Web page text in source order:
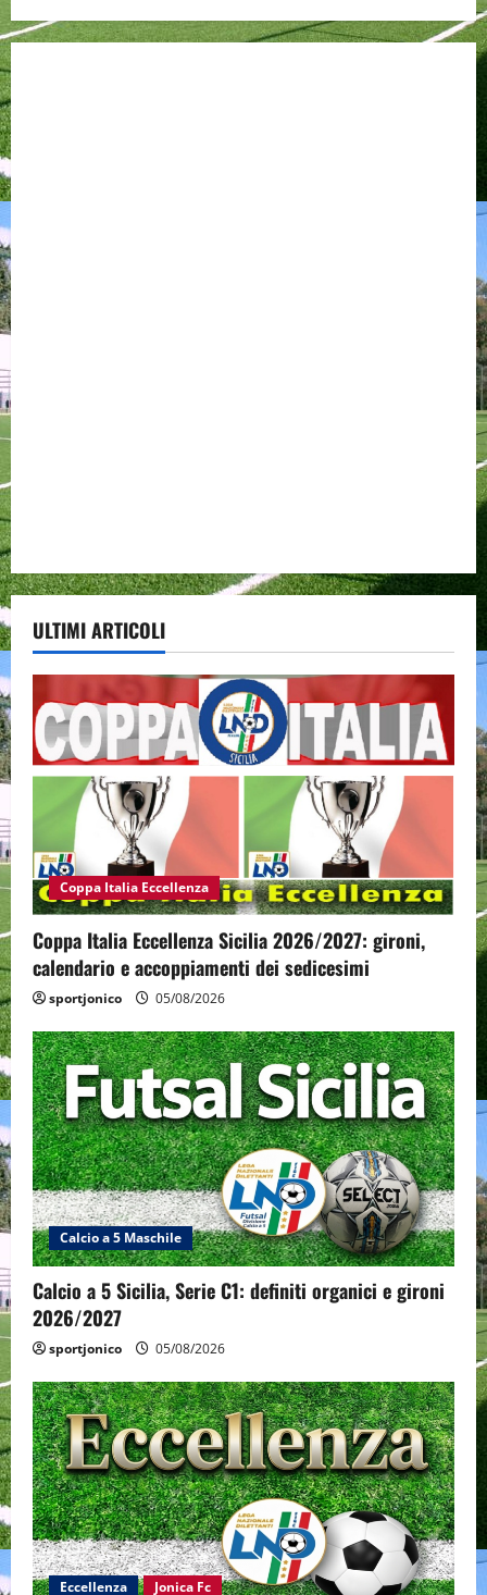
ULTIMI ARTICOLI
Coppa Italia Eccellenza
Coppa Italia Eccellenza Sicilia 2026/2027: gironi,
calendario e accoppiamenti dei sedicesimi
sportjonico 05/08/2026
Calcio a 5 Maschile
Calcio a 5 Sicilia, Serie C1: definiti organici e gironi
2026/2027
sportjonico 05/08/2026
Eccellenza Jonica Fc